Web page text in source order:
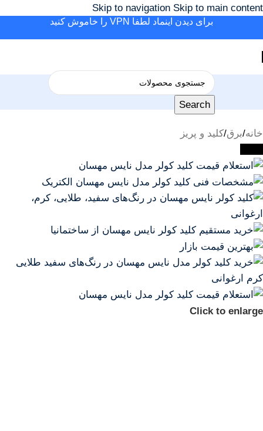
Skip to navigation Skip to main content
برای دیدن اینماد لطفا VPN را خاموش کنید
Search
خانه/برق/کلید و پریز
Click to enlarge